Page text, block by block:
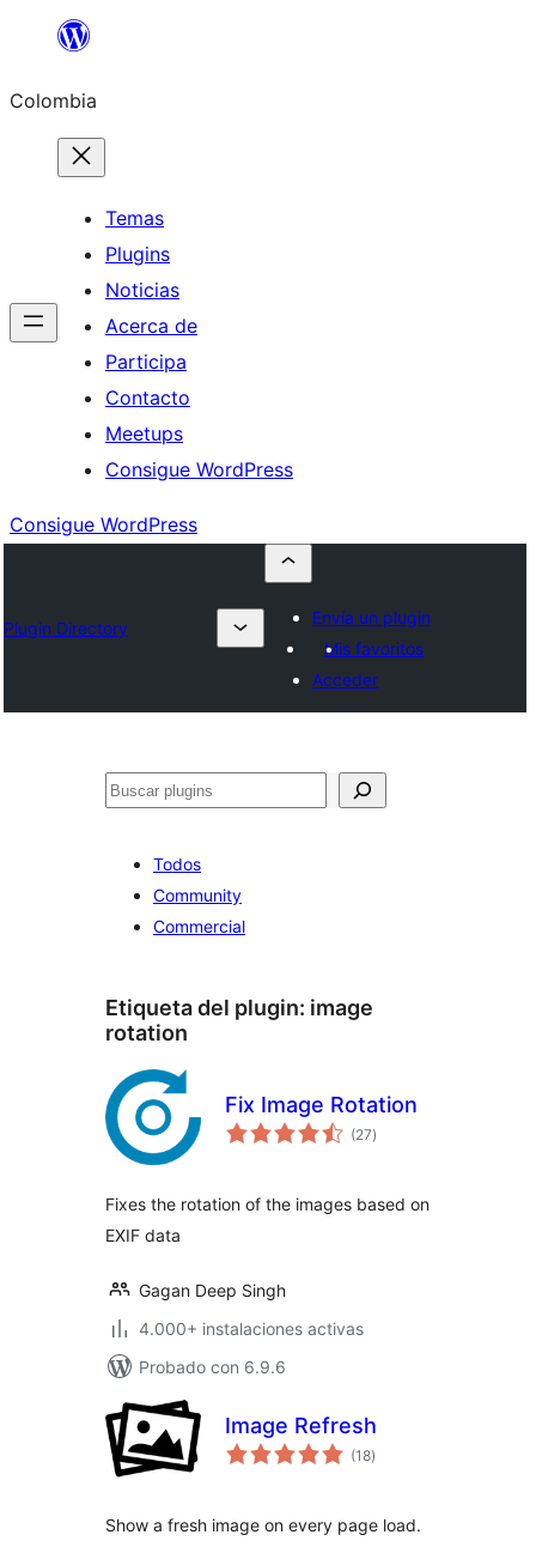
Saltar
contenido
Colombia
Temas
Plugins
Noticias
Acerca de
Participa
Contacto
Meetups
Consigue WordPress
Consigue WordPress
Plugin Directory
Envía un plugin
Mis favoritos
Acceder
Buscar
Todos
Community
Commercial
Etiqueta del plugin: image
rotation
Fix Image Rotation
(27total
de
)
Fixes the rotation of the images based on
EXIF data
Gagan Deep Singh
4.000+ instalaciones activas
Probado con 6.9.6
Image Refresh
(18total
de
)
Show a fresh image on every page load.